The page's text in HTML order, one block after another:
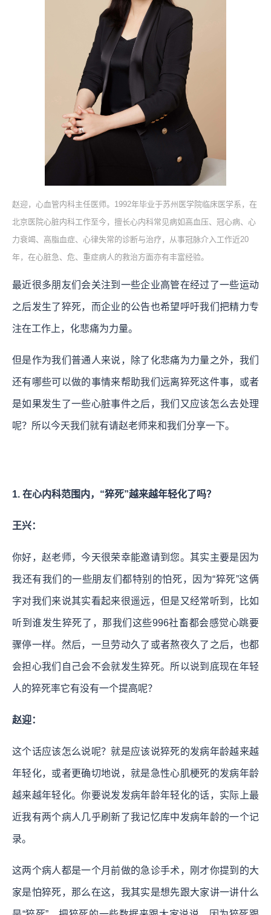
赵迎，心血管内科主任医师。1992年毕业于苏州医学院临床医学系，在
北京医院心脏内科工作至今，擅长心内科常见病如高血压、冠心病、心
力衰竭、高脂血症、心律失常的诊断与治疗，从事冠脉介入工作近20
年，在心脏急、危、重症病人的救治方面亦有丰富经验。
最近很多朋友们会关注到一些企业高管在经过了一些运动
之后发生了猝死，而企业的公告也希望呼吁我们把精力专
注在工作上，化悲痛为力量。
但是作为我们普通人来说，除了化悲痛为力量之外，我们
还有哪些可以做的事情来帮助我们远离猝死这件事，或者
是如果发生了一些心脏事件之后，我们又应该怎么去处理
呢？所以今天我们就有请赵老师来和我们分享一下。
1. 在心内科范围内，“猝死”越来越年轻化了吗？
王兴：
你好，赵老师，今天很荣幸能邀请到您。其实主要是因为
我还有我们的一些朋友们都特别的怕死，因为“猝死”这俩
字对我们来说其实看起来很遥远，但是又经常听到，比如
听到谁发生猝死了，那我们这些996社畜都会感觉心跳要
骤停一样。然后，一旦劳动久了或者熬夜久了之后，也都
会担心我们自己会不会就发生猝死。所以说到底现在年轻
人的猝死率它有没有一个提高呢？
赵迎：
这个话应该怎么说呢？就是应该说猝死的发病年龄越来越
年轻化，或者更确切地说，就是急性心肌梗死的发病年龄
越来越年轻化。你要说发发病年龄年轻化的话，实际上最
近我有两个病人几乎刷新了我记忆库中发病年龄的一个记
录。
这两个病人都是一个月前做的急诊手术，刚才你提到的大
家是怕猝死，那么在这，我其实是想先跟大家讲一讲什么